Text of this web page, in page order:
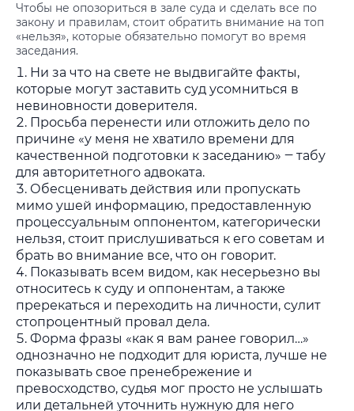
Чтобы не опозориться в зале суда и сделать все по
закону и правилам, стоит обратить внимание на топ
«нельзя», которые обязательно помогут во время
заседания.
Ни за что на свете не выдвигайте факты,
которые могут заставить суд усомниться в
невиновности доверителя.
Просьба перенести или отложить дело по
причине «у меня не хватило времени для
качественной подготовки к заседанию» ‒ табу
для авторитетного адвоката.
Обесценивать действия или пропускать
мимо ушей информацию, предоставленную
процессуальным оппонентом, категорически
нельзя, стоит прислушиваться к его советам и
брать во внимание все, что он говорит.
Показывать всем видом, как несерьезно вы
относитесь к суду и оппонентам, а также
пререкаться и переходить на личности, сулит
стопроцентный провал дела.
Форма фразы «как я вам ранее говорил…»
однозначно не подходит для юриста, лучше не
показывать свое пренебрежение и
превосходство, судья мог просто не услышать
или детальней уточнить нужную для него